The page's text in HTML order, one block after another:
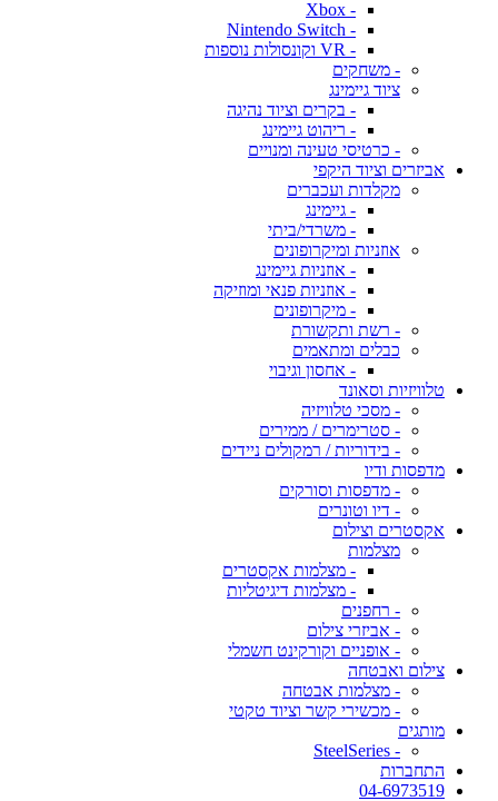
- Xbox
- Nintendo Switch
- VR וקונסולות נוספות
- משחקים
ציוד גיימינג
- בקרים וציוד נהיגה
- ריהוט גיימינג
- כרטיסי טעינה ומנויים
אביזרים וציוד היקפי
מקלדות ועכברים
- גיימינג
- משרדי/ביתי
אוזניות ומיקרופונים
- אוזניות גיימינג
- אוזניות פנאי ומוזיקה
- מיקרופונים
- רשת ותקשורת
כבלים ומתאמים
- אחסון וגיבוי
טלוויזיות וסאונד
- מסכי טלוויזיה
- סטרימרים / ממירים
- בידוריות / רמקולים ניידים
מדפסות ודיו
- מדפסות וסורקים
- דיו וטונרים
אקסטרים וצילום
מצלמות
- מצלמות אקסטרים
- מצלמות דיגיטליות
- רחפנים
- אביזרי צילום
- אופניים וקורקינט חשמלי
צילום ואבטחה
- מצלמות אבטחה
- מכשירי קשר וציוד טקטי
מותגים
- SteelSeries
התחברות
04-6973519